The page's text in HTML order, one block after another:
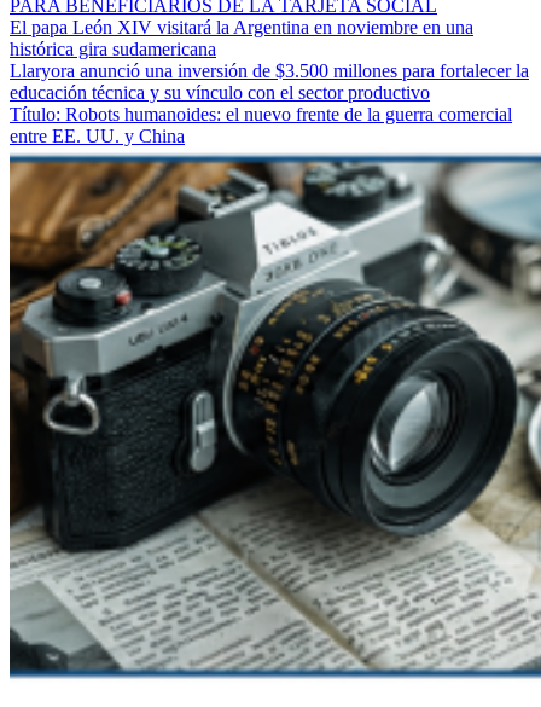
PARA BENEFICIARIOS DE LA TARJETA SOCIAL
El papa León XIV visitará la Argentina en noviembre en una
histórica gira sudamericana
Llaryora anunció una inversión de $3.500 millones para fortalecer la
educación técnica y su vínculo con el sector productivo
Título: Robots humanoides: el nuevo frente de la guerra comercial
entre EE. UU. y China